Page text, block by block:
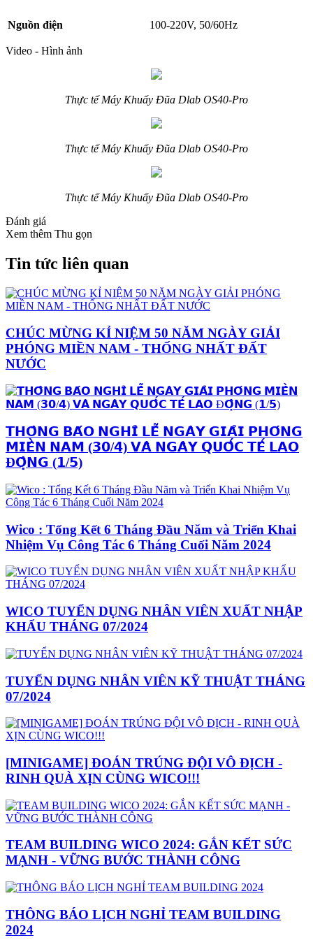
Nguồn điện 100-220V, 50/60Hz
Video - Hình ảnh
Thực tế Máy Khuấy Đũa Dlab OS40-Pro
Thực tế Máy Khuấy Đũa Dlab OS40-Pro
Thực tế Máy Khuấy Đũa Dlab OS40-Pro
Đánh giá
Xem thêm Thu gọn
Tin tức liên quan
CHÚC MỪNG KỈ NIỆM 50 NĂM NGÀY GIẢI
PHÓNG MIỀN NAM - THỐNG NHẤT ĐẤT
NƯỚC
𝗧𝗛𝗢̂𝗡𝗚 𝗕𝗔́𝗢 𝗡𝗚𝗛𝗜̉ 𝗟𝗘̂̃ 𝗡𝗚𝗔̀𝗬 𝗚𝗜𝗔̉𝗜 𝗣𝗛𝗢́𝗡𝗚
𝗠𝗜𝗘̂̀𝗡 𝗡𝗔𝗠 (𝟯𝟬/𝟰) 𝗩𝗔̀ 𝗡𝗚𝗔̀𝗬 𝗤𝗨𝗢̂́𝗖 𝗧𝗘̂́ 𝗟𝗔𝗢
Đ𝗢̣̂𝗡𝗚 (𝟭/𝟱)
Wico : Tổng Kết 6 Tháng Đầu Năm và Triển Khai
Nhiệm Vụ Công Tác 6 Tháng Cuối Năm 2024
WICO TUYỂN DỤNG NHÂN VIÊN XUẤT NHẬP
KHẨU THÁNG 07/2024
TUYỂN DỤNG NHÂN VIÊN KỸ THUẬT THÁNG
07/2024
[MINIGAME] ĐOÁN TRÚNG ĐỘI VÔ ĐỊCH -
RINH QUÀ XỊN CÙNG WICO!!!
TEAM BUILDING WICO 2024: GẮN KẾT SỨC
MẠNH - VỮNG BƯỚC THÀNH CÔNG
THÔNG BÁO LỊCH NGHỈ TEAM BUILDING
2024